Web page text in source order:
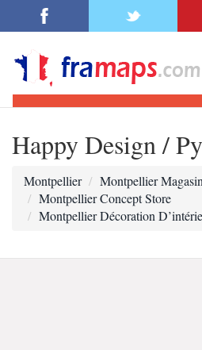
Happy Design /
Montpellier
Montpellier
Montpellier Concept Store
Montpellier Décoration